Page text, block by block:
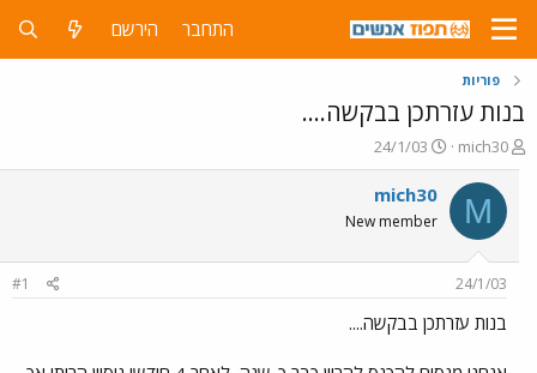
התחבר הירשם
פוריות
בנות עזרתכן בבקשה....
פ
ו
ת
ח
ה
ש
א
mich30
פ
ו
ר
ם
ר
24/1/03
M
mich30
New member
24/1/03
#1
בנות עזרתכן בבקשה....